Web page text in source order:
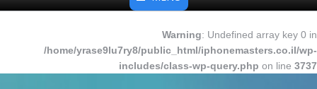
Warning: Undefined array key 0 in
/home/yrase9lu7ry8/public_html/iphonemasters.co.il/wp-
includes/class-wp-query.php on line 3737